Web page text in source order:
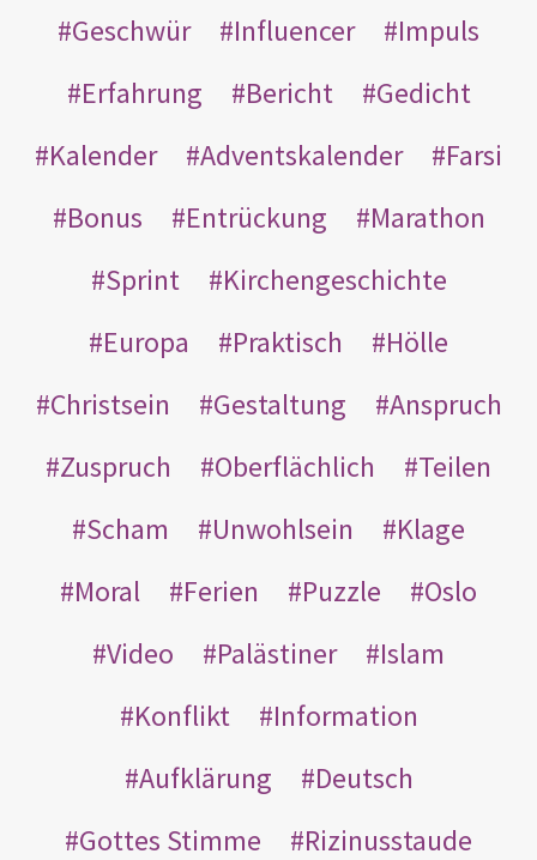
Geschwür
Influencer
Impuls
Erfahrung
Bericht
Gedicht
Kalender
Adventskalender
Farsi
Bonus
Entrückung
Marathon
Sprint
Kirchengeschichte
Europa
Praktisch
Hölle
Christsein
Gestaltung
Anspruch
Zuspruch
Oberflächlich
Teilen
Scham
Unwohlsein
Klage
Moral
Ferien Puzzle
Oslo
Video
Palästiner
Islam
Konflikt
Information
Aufklärung
Deutsch
Gottes Stimme
Rizinusstaude